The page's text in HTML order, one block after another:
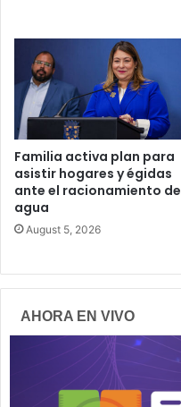
Familia activa plan para
asistir hogares y égidas
ante el racionamiento de
agua
August 5, 2026
AHORA EN VIVO